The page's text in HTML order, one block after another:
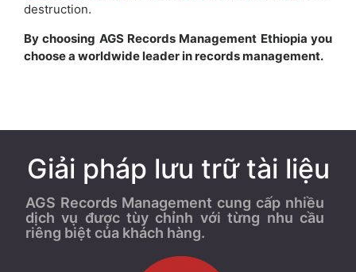
destruction.
By choosing AGS Records Management Ethiopia you
choose a worldwide leader in records management.
Giải pháp lưu trữ tài liệu
AGS Records Management cung cấp nhiều
dịch vụ được tùy chỉnh với từng nhu cầu
riêng biệt của khách hàng.